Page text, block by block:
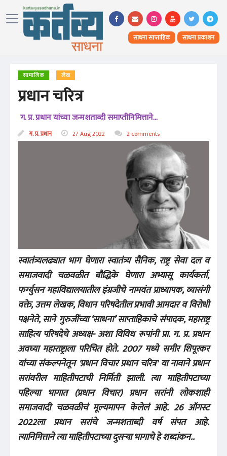
साधना साप्ताहिक साधना प्रकाशन
सामाजिक लेख
प्रधान चरित्र
ग. प्र. प्रधान यांच्या जन्मशताब्दी समाप्तीनिमित्ताने...
ग. प्र. प्रधान 27 Aug 2022 2 comments
स्वातंत्र्यलढ्यात भाग घेणारा स्वातंत्र्य सैनिक, राष्ट्र सेवा दल व
समाजवादी चळवळीत बौद्धिके घेणारा अभ्यासू कार्यकर्ता,
फर्ग्युसन महाविद्यालयातील इंग्रजीचे नामवंत प्राध्यापक, व्यासंगी
वक्ते, उत्तम लेखक, विधान परिषदेतील प्रभावी आमदार व विरोधी
पक्षनेते, साने गुरुजींच्या ‘साधना’ साप्ताहिकाचे संपादक, महाराष्ट्र
साहित्य परिषदेचे अध्यक्ष- अशा विविध रूपांनी प्रा. ग. प्र. प्रधान
अवघ्या महाराष्ट्राला परिचित होते. 2007 मध्ये समीर शिपूरकर
यांच्या संकल्पनेतून 'प्रधान विचार प्रधान चरित्र' या नावाने प्रधान
सरांवरील माहितीपटाची निर्मिती झाली. त्या माहितीपटाच्या
पहिल्या भागात (प्रधान विचार) प्रधान सरांनी लोकशाही
समाजवादी चळवळीचं मूल्यमापन केलेलं आहे. 26 ऑगस्ट
2022ला प्रधान सरांचे जन्मशताब्दी वर्ष संपत आहे.
त्यानिमित्ताने त्या माहितीपटाच्या दुसऱ्या भागाचे हे शब्दांकन..